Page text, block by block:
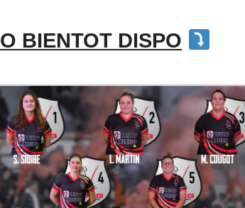
BIENTOT DISPO